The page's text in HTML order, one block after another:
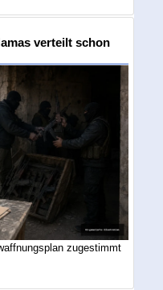
verteilt schon
zugestimmt